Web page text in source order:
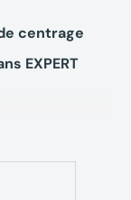
centrage
EXPERT
en acier